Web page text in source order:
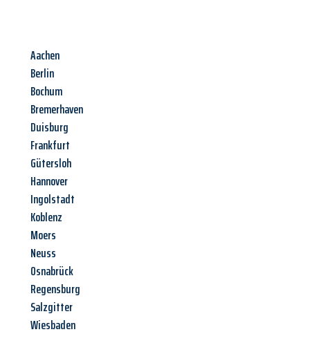
Aachen
Berlin
Bochum
Bremerhaven
Duisburg
Frankfurt
Gütersloh
Hannover
Ingolstadt
Koblenz
Moers
Neuss
Osnabrück
Regensburg
Salzgitter
Wiesbaden